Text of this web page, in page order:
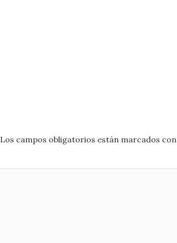
Los campos obligatorios están marcados con